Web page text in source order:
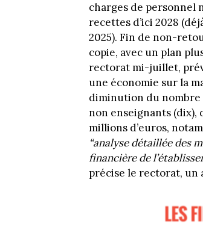
charges de personnel
recettes d’ici 2028
2025). Fin de non-
copie, avec un plan
rectorat mi-juillet,
une économie sur la
diminution du nombre
non enseignants (dix),
millions d’euros,
“analyse détaillée des
financière de
précise le rectorat, un